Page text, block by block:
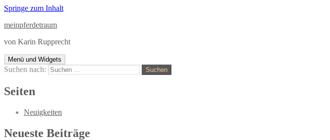
Springe zum Inhalt
meinpferdetraum
von Karin Rupprecht
Menü und Widgets
Suchen nach:
Seiten
Neuigkeiten
Neueste Beiträge